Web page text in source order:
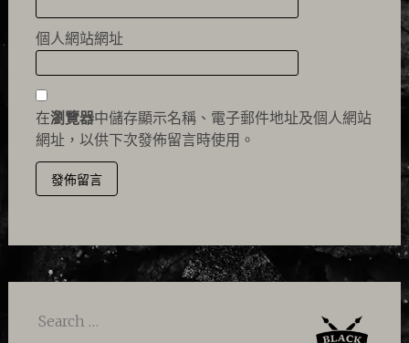
個人網站網址
在瀏覽器中儲存顯示名稱、電子郵件地址及個人網站
網址，以供下次發佈留言時使用。
Search